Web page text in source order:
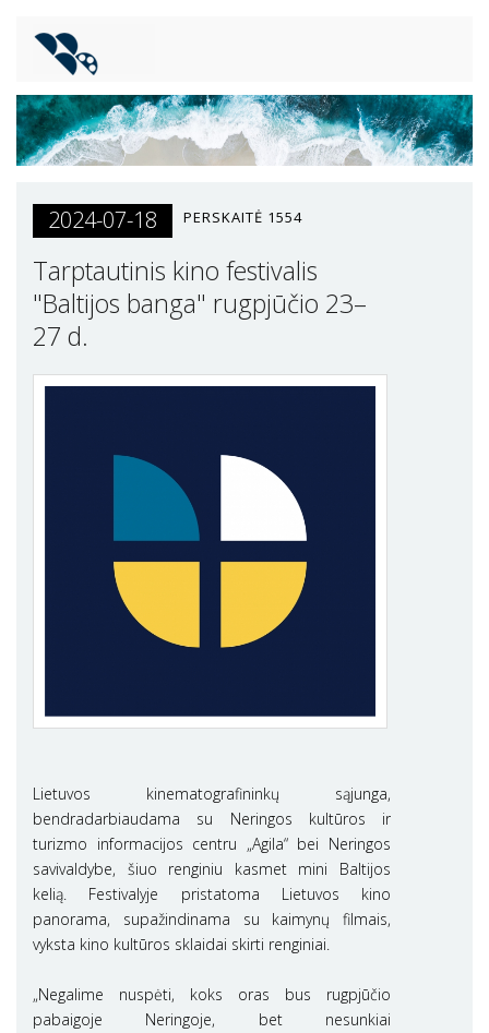
2024-07-18 PERSKAITĖ 1554
Tarptautinis kino festivalis
"Baltijos banga" rugpjūčio 23–
27 d.
Lietuvos kinematografininkų sąjunga,
bendradarbiaudama su Neringos kultūros ir
turizmo informacijos centru „Agila“ bei Neringos
savivaldybe, šiuo renginiu kasmet mini Baltijos
kelią. Festivalyje pristatoma Lietuvos kino
panorama, supažindinama su kaimynų filmais,
vyksta kino kultūros sklaidai skirti renginiai.
„Negalime nuspėti, koks oras bus rugpjūčio
pabaigoje Neringoje, bet nesunkiai